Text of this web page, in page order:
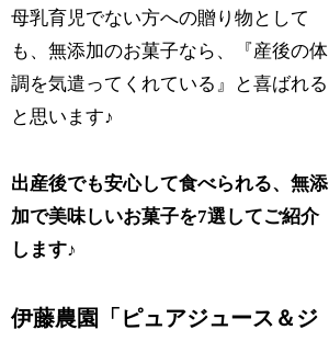
母乳育児でない方への贈り物として
も、無添加のお菓子なら、『産後の体
調を気遣ってくれている』と喜ばれる
と思います♪
出産後でも安心して食べられる、無添
加で美味しいお菓子を7選してご紹介
します♪
伊藤農園「ピュアジュース＆ジ